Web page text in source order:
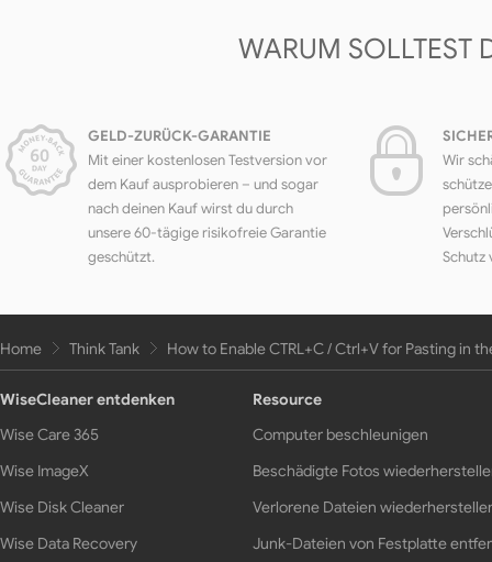
WARUM SOLLTEST
GELD-ZURÜCK-GARANTIE
Mit einer kostenlosen Testversion vor
dem Kauf ausprobieren – und sogar
nach deinen Kauf wirst du durch
unsere 60-tägige risikofreie Garantie
geschützt.
Wir
Schutz
Home Think Tank How to Enable CTRL+C / Ctrl+V for Pasting in
WiseCleaner entdenken
Wise Care 365
Wise ImageX
Wise Disk Cleaner
Wise Data Recovery
Resource
Computer beschleunigen
Beschädigte Fotos
Verlorene Dateien
Junk-Dateien von Festplatte